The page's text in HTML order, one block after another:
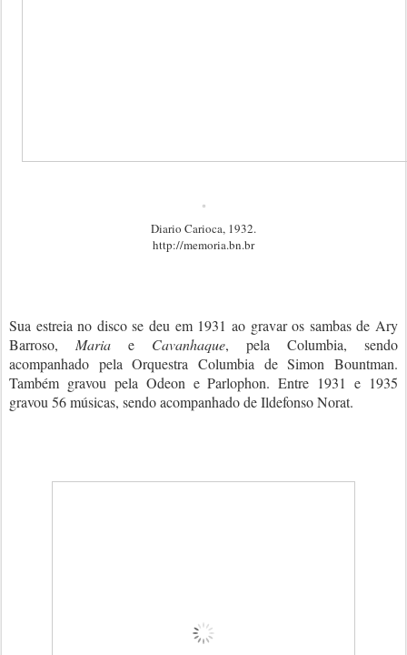
Diario Carioca, 1932.
http://memoria.bn.br
Sua estreia no disco se deu em 1931 ao gravar os sambas de Ary
Barroso, Maria e Cavanhaque, pela Columbia, sendo
acompanhado pela Orquestra Columbia de Simon Bountman.
Também gravou pela Odeon e Parlophon. Entre 1931 e 1935
gravou 56 músicas, sendo acompanhado de Ildefonso Norat.